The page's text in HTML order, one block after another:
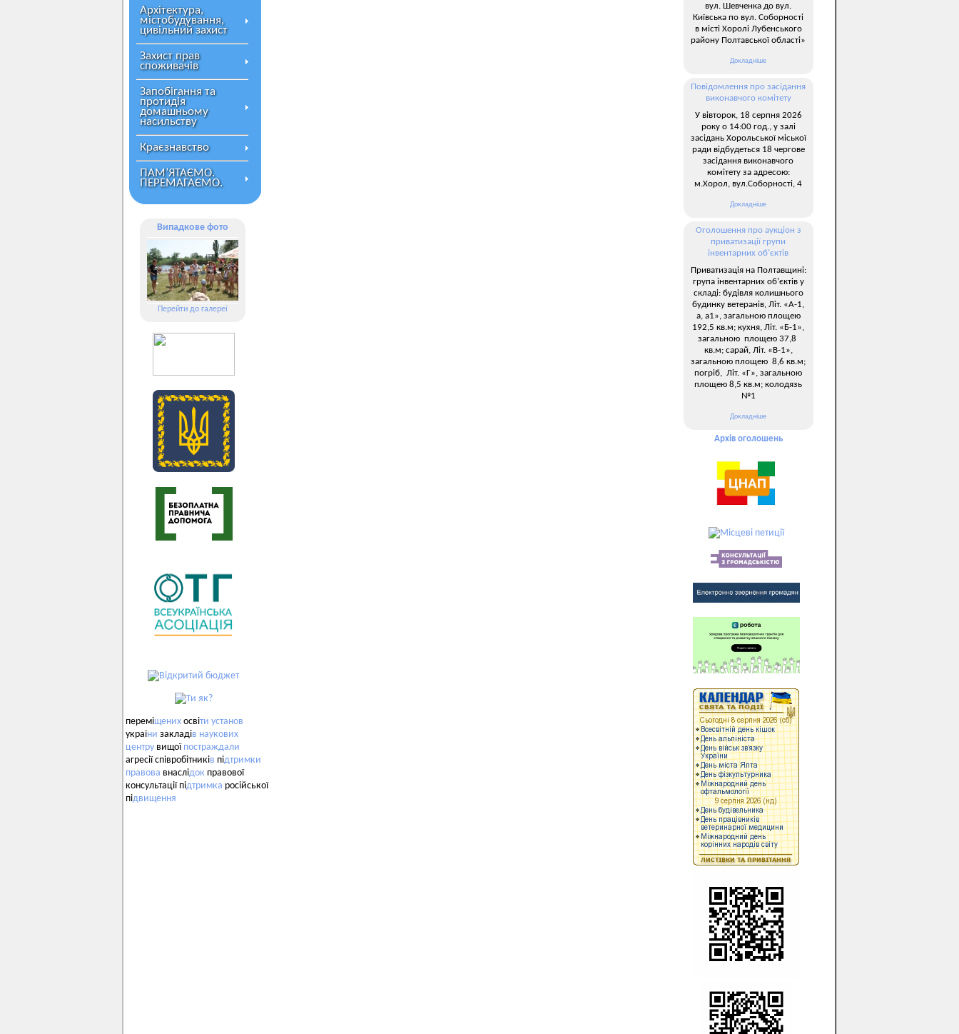
Архітектура,
містобудування,
цивільний захист
Захист прав
споживачів
Запобігання та
протидія
домашньому
насильству
Краєзнавство
ПАМ’ЯТАЄМО.
ПЕРЕМАГАЄМО.
Випадкове фото
Перейти до галереї
переміщених освіти установ
україни закладів наукових
центру вищої постраждали
агресії співробітників підтримки
правова внаслідок правової
консультації підтримка російської
підвищення
вул. Шевченка до вул.
Київська по вул. Соборності
в місті Хоролі Лубенського
району Полтавської області»
Докладніше
Повідомлення про засідання
виконавчого комітету
У вівторок, 18 серпня 2026
року о 14:00 год., у залі
засідань Хорольської міської
ради відбудеться 18 чергове
засідання виконавчого
комітету за адресою:
м.Хорол, вул.Соборності, 4
Докладніше
Оголошення про аукціон з
приватизації групи
інвентарних об’єктів
Приватизація на Полтавщині:
група інвентарних об’єктів у
складі: будівля колишнього
будинку ветеранів, Літ. «А-1,
а, а1», загальною площею
192,5 кв.м; кухня, Літ. «Б-1»,
загальною площею 37,8
кв.м; сарай, Літ. «В-1»,
загальною площею 8,6 кв.м;
погріб, Літ. «Г», загальною
площею 8,5 кв.м; колодязь
№1
Докладніше
Архів оголошень